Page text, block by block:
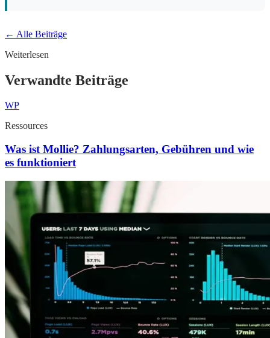
← Alle Beiträge
Weiterlesen
Verwandte Beiträge
WP
Ressources
Was ist Mollie? Zahlungsarten, Gebühren und wie
es funktioniert